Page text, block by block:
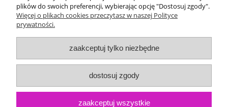
O firmie
plików do swoich preferencji, wybierając opcję "Dostosuj zgody".
Więcej o plikach cookies przeczytasz w naszej Polityce
prywatności.
zaakceptuj tylko niezbędne
dostosuj zgody
zaakceptuj wszystkie